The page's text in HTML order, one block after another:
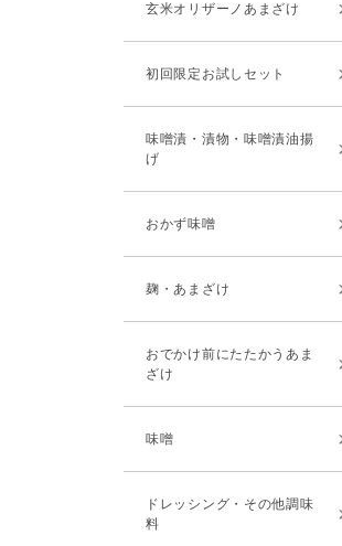
玄米オリザーノあまざけ
初回限定お試しセット
味噌漬・漬物・味噌漬油揚
げ
おかず味噌
麹・あまざけ
おでかけ前にたたかうあま
ざけ
味噌
ドレッシング・その他調味
料